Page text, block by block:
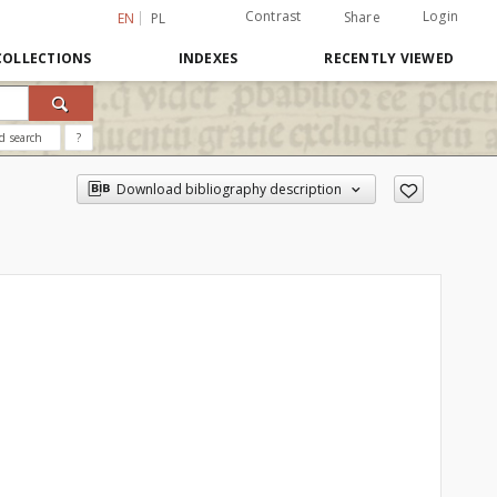
EN PL Contrast Share Login
INDEXES RECENTLY VIEWED
search ?
Download bibliography description